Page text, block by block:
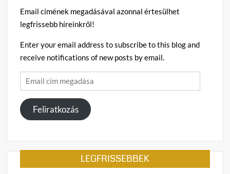
Email címének megadásával azonnal értesülhet
legfrissebb híreinkről!
Enter your email address to subscribe to this blog and
receive notifications of new posts by email.
Email
cím
megadása
Feliratkozás
LEGFRISSEBBEK